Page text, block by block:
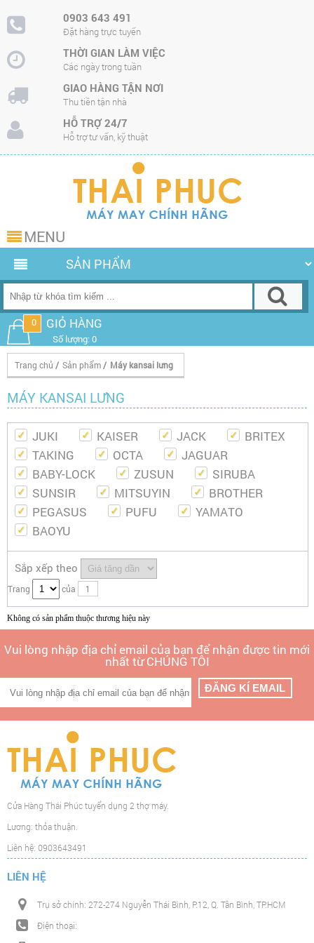
0903 643 491
Đặt hàng trực tuyến
THỜI GIAN LÀM VIỆC
Các ngày trong tuần
GIAO HÀNG TẬN NƠI
Thu tiền tận nhà
HỖ TRỢ 24/7
Hỗ trợ tư vấn, kỹ thuật
MENU
0 GIỎ HÀNG
Số lượng: 0
Trang chủ / Sản phẩm / Máy kansai lưng
MÁY KANSAI LƯNG
JUKI KAISER JACK
BRITEX
TAKING
OCTA
JAGUAR
BABY-LOCK
ZUSUN
SIRUBA
SUNSIR
MITSUYIN
BROTHER
PEGASUS
PUFU
YAMATO
BAOYU
Sắp xếp theo
Trang của 1
Không có sản phẩm thuộc thương hiệu này
Vui lòng nhập địa chỉ email của bạn để nhận được tin mới
nhất từ CHÚNG TÔI
Cửa Hàng Thái Phúc tuyển dụng 2 thợ máy.
Lương: thỏa thuận.
Liên hệ: 0903643491
LIÊN HỆ
Trụ sở chính: 272-274 Nguyễn Thái Bình, P.12, Q. Tân Bình, TP.HCM
Điện thoại: